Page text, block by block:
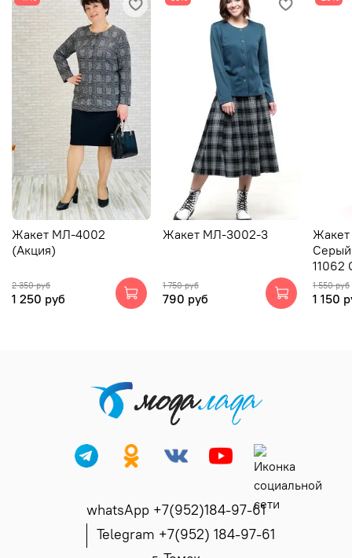
Жакет МЛ-4002
(Акция)
2 350 руб
1 250 руб
Жакет МЛ-3002-3
1 750 руб
790 руб
11062
1 550 руб
1 150
whatsApp +7(952)184-97-61
Telegram +7(952) 184-97-61